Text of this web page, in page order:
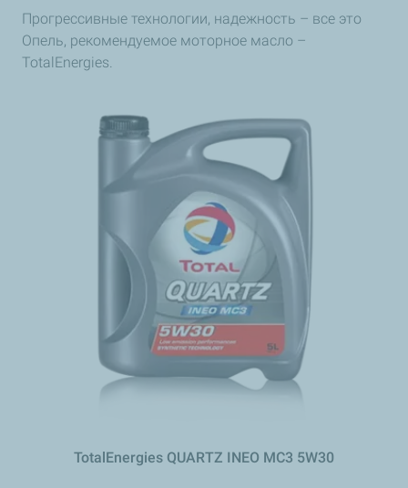
Прогрессивные технологии, надежность – все это
Опель, рекомендуемое моторное масло –
TotalEnergies.
TotalEnergies QUARTZ INEO MC3 5W30